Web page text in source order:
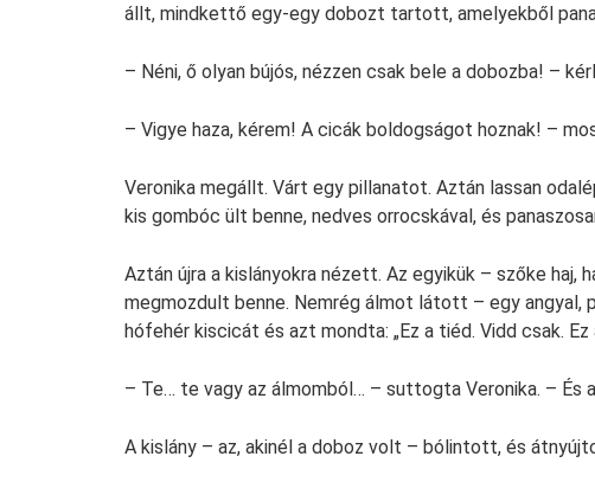
állt, mindkettő egy-egy dobozt tartott, amelyekből
– Néni, ő olyan bújós, nézzen csak bele a dobozba! –
– Vigye haza, kérem! A cicák boldogságot hoznak! –
Veronika megállt. Várt egy pillanatot. Aztán lassan
kis gombóc ült benne, nedves orrocskával, és
Aztán újra a kislányokra nézett. Az egyikük – szőke haj,
megmozdult benne. Nemrég álmot látott – egy
hófehér kiscicát és azt mondta: „Ez a tiéd. Vidd csak.
– Te… te vagy az álmomból… – suttogta Veronika. –
A kislány – az, akinél a doboz volt – bólintott, és